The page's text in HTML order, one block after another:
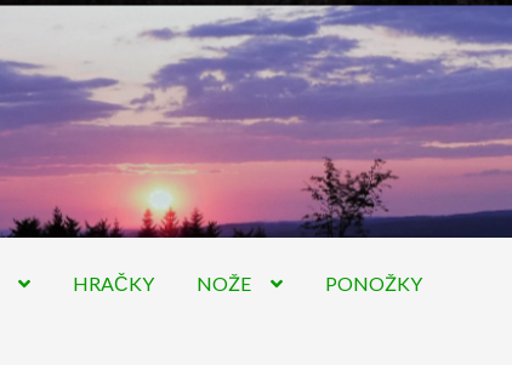
HRAČKY NOŽE PONOŽKY